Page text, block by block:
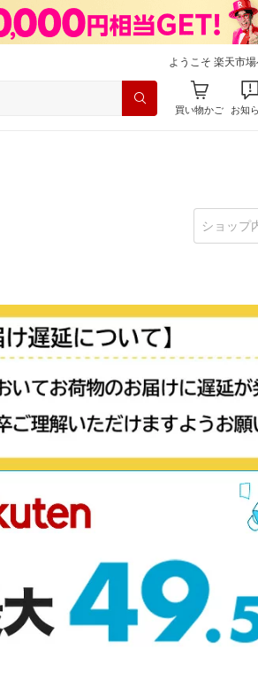
ようこそ 楽天市
買い物かご お知